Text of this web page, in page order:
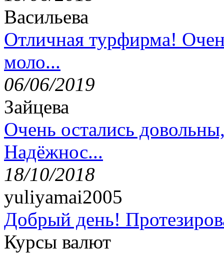
Васильева
Отличная турфирма!
моло...
06/06/2019
Зайцева
Очень остались
Надёжнос...
18/10/2018
yuliyamai2005
Добрый день!
Курсы валют